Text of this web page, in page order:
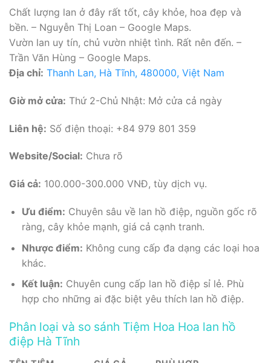
Chất lượng lan ở đây rất tốt, cây khỏe, hoa đẹp và
bền. – Nguyễn Thị Loan – Google Maps.
Vườn lan uy tín, chủ vườn nhiệt tình. Rất nên đến. –
Trần Văn Hùng – Google Maps.
Địa chỉ: Thanh Lan, Hà Tĩnh, 480000, Việt Nam
Giờ mở cửa: Thứ 2-Chủ Nhật: Mở cửa cả ngày
Liên hệ: Số điện thoại: +84 979 801 359
Website/Social: Chưa rõ
Giá cả: 100.000-300.000 VNĐ, tùy dịch vụ.
Ưu điểm: Chuyên sâu về lan hồ điệp, nguồn gốc rõ
ràng, cây khỏe mạnh, giá cả cạnh tranh.
Nhược điểm: Không cung cấp đa dạng các loại hoa
khác.
Kết luận: Chuyên cung cấp lan hồ điệp sỉ lẻ. Phù
hợp cho những ai đặc biệt yêu thích lan hồ điệp.
Phân loại và so sánh Tiệm Hoa Hoa lan hồ
điệp Hà Tĩnh